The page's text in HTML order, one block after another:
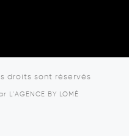
droits sont réservés
L'AGENCE BY LOMÉ